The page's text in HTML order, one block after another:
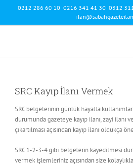
content
0212 286 60 10 0216 341 41 30 0312
SRC Kayıp İlanı Vermek
SRC belgelerinin günlük hayatta
durumunda gazeteye kayıp ilanı, zayi ilanı
çıkartılması açısından kayıp ilanı oldukça
SRC 1-2-3-4 gibi belgelerin kayedilmesi
vermek işlemleriniz açısından size